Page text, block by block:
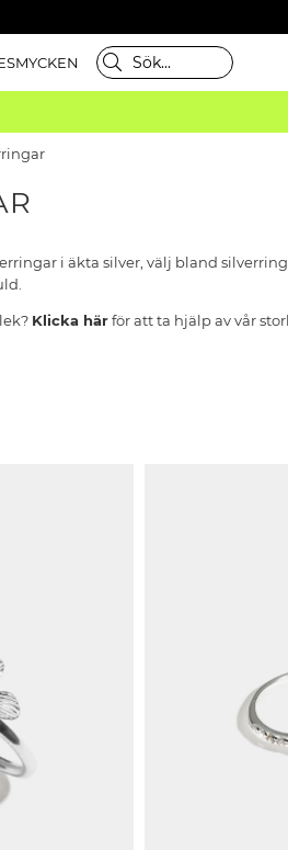
SMYCKEN
i äkta silver, välj bland
Klicka härför att ta hjälp av vår